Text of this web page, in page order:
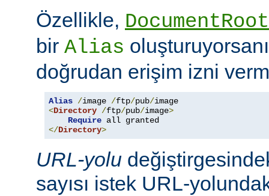
Özellikle, DocumentRoot
bir Alias
doğrudan erişim izni
Alias /image /ftp/pub/
<Directory /ftp/pub/image>
Require
</Directory>
URL-yolu
sayısı istek URL-